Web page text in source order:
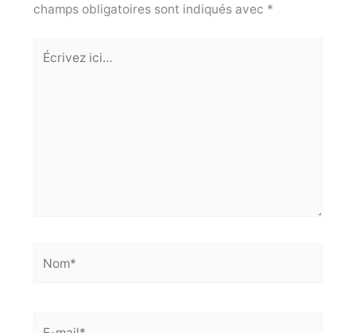
champs obligatoires sont indiqués avec *
Écrivez
ici…